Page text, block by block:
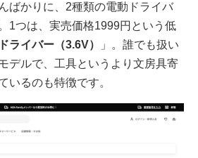
ばかりに、2種類の電動ドライバ
1つは、実売価格1999円という低
ライバー（3.6V）
」。誰でも扱い
デルで、工具というより文房具寄
いるのも特徴です。